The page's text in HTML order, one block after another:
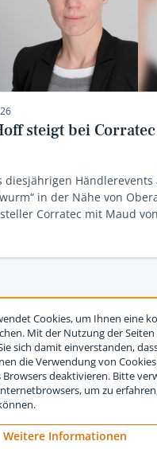
steigt bei
diesjährigen Händlerevents
in der Nähe von
Corratec mit Maud
Cookies, um Ihnen eine
Mit der Nutzung der Seiten
sich damit einverstanden,
die Verwendung von
deaktivieren. Bitte
um zu
Weitere Informationen